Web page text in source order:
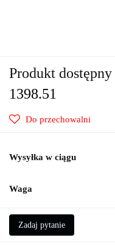
Produkt
1398.51
Do przechowalni
Wysyłka w ciągu
Waga
Zadaj pytanie